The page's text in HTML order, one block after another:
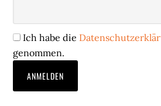
Ich habe die
genommen.